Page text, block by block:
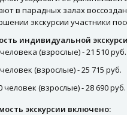
в парадных залах
экскурсии участники
индивидуальной
(взрослые) - 21 510 руб.
(взрослые) - 25 715 руб.
человек (взрослые) - 28 690 руб.
экскурсии включено: